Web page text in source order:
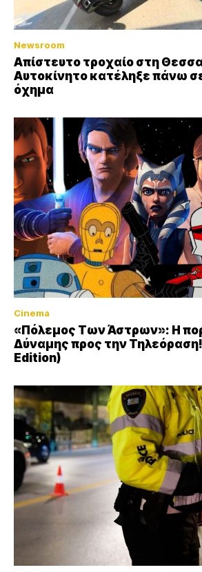
Newsroom
Απίστευτο τροχαίο στη
Αυτοκίνητο κατέληξε πάνω
όχημα
Cinema
«Πόλεμος Των Άστρων»: Η
Δύναμης προς την
Edition)